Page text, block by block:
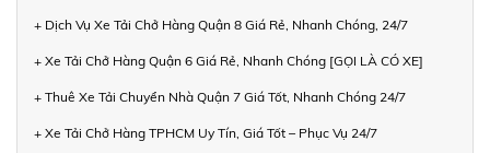
+ Dịch Vụ Xe Tải Chở Hàng Quận 8 Giá Rẻ, Nhanh Chóng, 24/7
+ Xe Tải Chở Hàng Quận 6 Giá Rẻ, Nhanh Chóng [GỌI LÀ CÓ XE]
+ Thuê Xe Tải Chuyển Nhà Quận 7 Giá Tốt, Nhanh Chóng 24/7
+ Xe Tải Chở Hàng TPHCM Uy Tín, Giá Tốt – Phục Vụ 24/7